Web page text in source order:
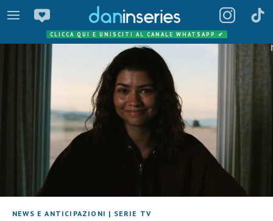
CLICCA QUI E UNISCITI AL CANALE WHATSAPP ✔
NEWS E ANTICIPAZIONI | SERIE TV